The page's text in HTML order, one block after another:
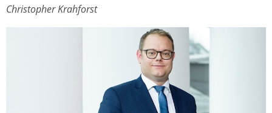
Christopher Krahforst